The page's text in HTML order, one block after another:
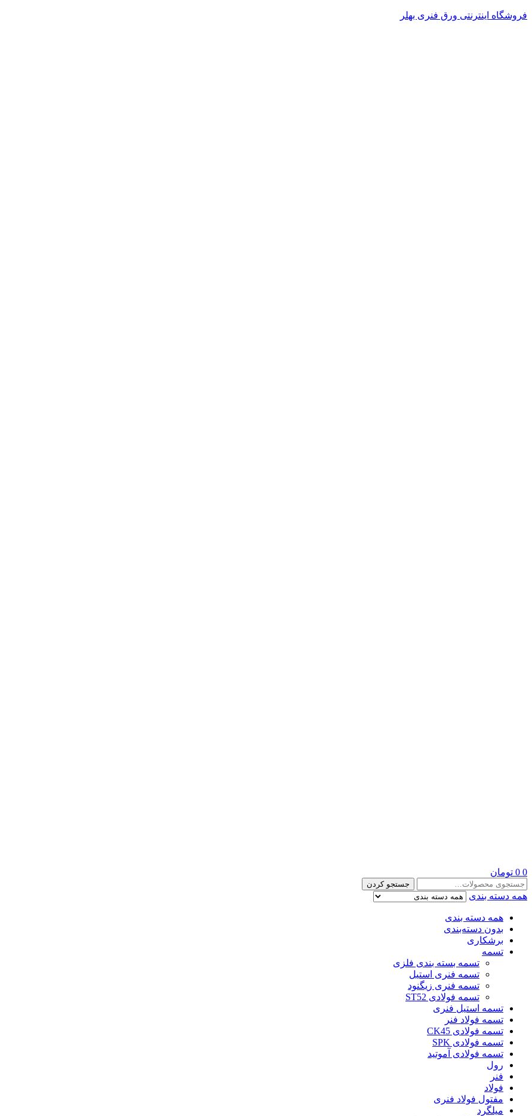
فروشگاه اینترنتی ورق فنری بهلر
0
0 تومان
جستجو
برای:
جستجو کردن
همه دسته بندی
همه دسته بندی
بدون دسته‌بندی
برشکاری
تسمه
تسمه بسته بندی فلزی
تسمه فنری استیل
تسمه فنری زیگنود
تسمه فولادی ST52
تسمه استیل فنری
تسمه فولاد فنر
تسمه فولادی CK45
تسمه فولادی SPK
تسمه فولادی آموتید
رول
فنر
فولاد
مفتول فولاد فنری
میلگرد